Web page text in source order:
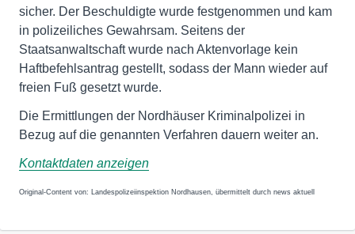
sicher. Der Beschuldigte wurde festgenommen und kam
in polizeiliches Gewahrsam. Seitens der
Staatsanwaltschaft wurde nach Aktenvorlage kein
Haftbefehlsantrag gestellt, sodass der Mann wieder auf
freien Fuß gesetzt wurde.
Die Ermittlungen der Nordhäuser Kriminalpolizei in
Bezug auf die genannten Verfahren dauern weiter an.
Kontaktdaten anzeigen
Original-Content von: Landespolizeiinspektion Nordhausen, übermittelt durch news aktuell